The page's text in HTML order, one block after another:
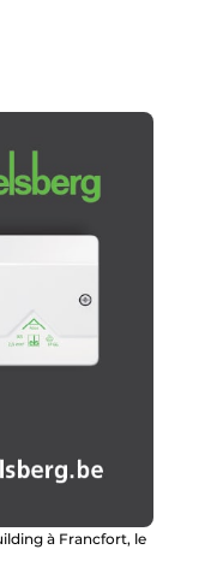
à Francfort, le